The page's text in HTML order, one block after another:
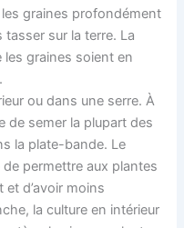
graines profondément
sur la terre. La
graines soient en
ou dans une serre. À
de semer la plupart des
la plate-bande. Le
de permettre aux plantes
et d’avoir moins
la culture en intérieur